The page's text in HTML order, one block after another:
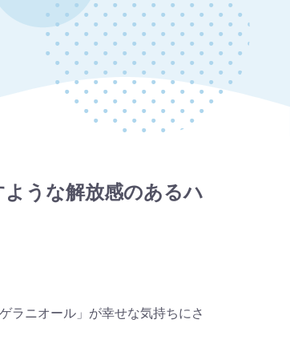
うな解放感のあるハ
ラニオール」が幸せな気持ちにさ